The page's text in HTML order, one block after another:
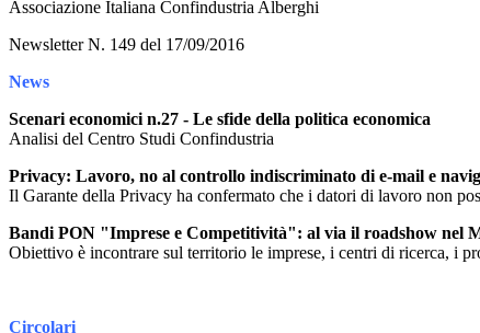
Associazione Italiana Confindustria Alberghi
Newsletter N. 149 del 17/09/2016
News
Scenari economici n.27 - Le sfide della politica economica
Analisi del Centro Studi Confindustria
Privacy: Lavoro, no al controllo indiscriminato di e-mail e
Il Garante della Privacy ha confermato che i datori di lavoro non
Bandi PON "Imprese e Competitività": al via il roadshow nel
Obiettivo è incontrare sul territorio le imprese, i centri di ricerca, i
Circolari